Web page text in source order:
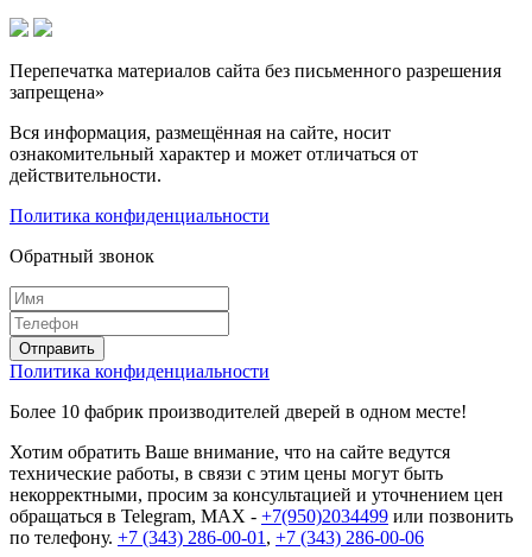
Перепечатка материалов сайта без письменного разрешения
запрещена»
Вся информация, размещённая на сайте, носит
ознакомительный характер и может отличаться от
действительности.
Политика конфиденциальности
Обратный звонок
Политика конфиденциальности
Более 10 фабрик производителей дверей в одном месте!
Хотим обратить Ваше внимание, что на сайте ведутся
технические работы, в связи с этим цены могут быть
некорректными, просим за консультацией и уточнением цен
обращаться в Telegram, MAX - +7(950)2034499 или позвонить
по телефону. +7 (343) 286-00-01 , +7 (343) 286-00-06